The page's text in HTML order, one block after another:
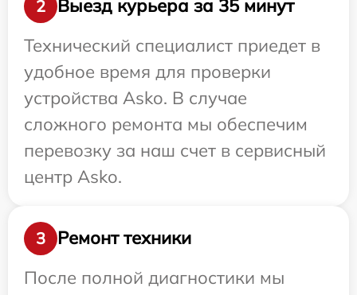
2
Выезд курьера за 35 минут
Технический специалист приедет в
удобное время для проверки
устройства Asko. В случае
сложного ремонта мы обеспечим
перевозку за наш счет в сервисный
центр Asko.
3
Ремонт техники
После полной диагностики мы